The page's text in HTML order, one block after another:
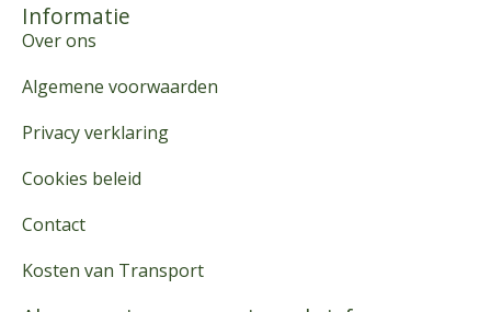
Informatie
Over ons
Algemene voorwaarden
Privacy verklaring
Cookies beleid
Contact
Kosten van Transport